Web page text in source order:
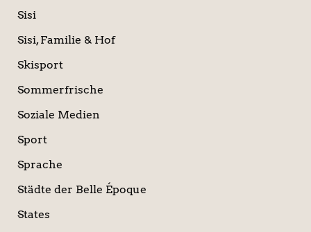
Sisi
Sisi, Familie & Hof
Skisport
Sommerfrische
Soziale Medien
Sport
Sprache
Städte der Belle Époque
States